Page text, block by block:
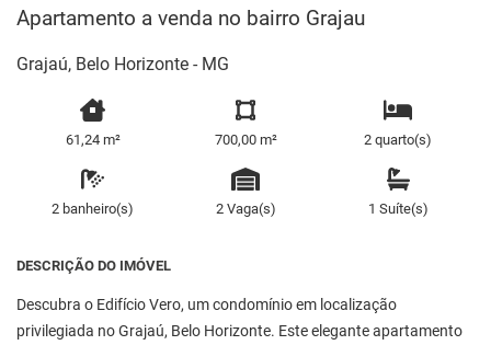
Apartamento a venda no bairro Grajau
Grajaú, Belo Horizonte - MG
61,24 m² 700,00 m² 2 quarto(s)
2 banheiro(s) 2 Vaga(s) 1 Suíte(s)
DESCRIÇÃO DO IMÓVEL
Descubra o Edifício Vero, um condomínio em localização
privilegiada no Grajaú, Belo Horizonte. Este elegante apartamento